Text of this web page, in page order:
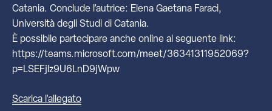
Catania. Conclude l’autrice: Elena Gaetana Faraci,
Università degli Studi di Catania.
È possibile partecipare anche online al seguente link:
https://teams.microsoft.com/meet/36341311952069?
p=LSEFjlz9U6LnD9jWpw
Scarica l'allegato